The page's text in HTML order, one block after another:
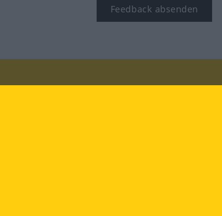
Feedback absenden
Besuchen Sie uns auf: